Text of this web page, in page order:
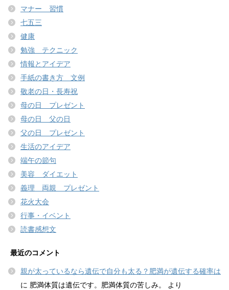
マナー 習慣
七五三
健康
勉強 テクニック
情報とアイデア
手紙の書き方 文例
敬老の日・長寿祝
母の日 プレゼント
母の日 父の日
父の日 プレゼント
生活のアイデア
端午の節句
美容 ダイエット
義理 両親 プレゼント
花火大会
行事・イベント
読書感想文
最近のコメント
親が太っているなら遺伝で自分も太る？肥満が遺伝する確率は
に 肥満体質は遺伝です。肥満体質の苦しみ。
より